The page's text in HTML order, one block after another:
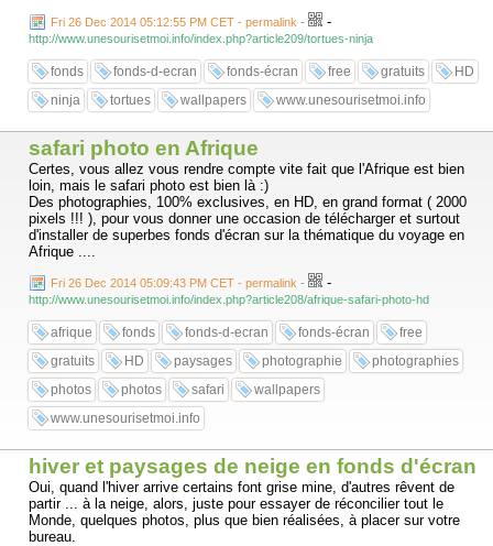
Fri 26 Dec 2014 05:12:55 PM CET - permalink - -
http://www.unesourisetmoi.info/index.php?article209/tortues-ninja
fonds fonds-d-ecran fonds-écran free gratuits
HD
ninja
tortues wallpapers www.unesourisetmoi.info
safari photo en Afrique
Certes, vous allez vous rendre compte vite fait que l'Afrique est bien
loin, mais le safari photo est bien là :)
Des photographies, 100% exclusives, en HD, en grand format ( 2000
pixels !!! ), pour vous donner une occasion de télécharger et surtout
d'installer de superbes fonds d'écran sur la thématique du voyage en
Afrique ....
Fri 26 Dec 2014 05:09:43 PM CET - permalink - -
http://www.unesourisetmoi.info/index.php?article208/afrique-safari-photo-hd
afrique fonds fonds-d-ecran fonds-écran
free
gratuits
HD paysages photographie
photographies
photos
photos safari
wallpapers
www.unesourisetmoi.info
hiver et paysages de neige en fonds d'écran
Oui, quand l'hiver arrive certains font grise mine, d'autres rêvent de
partir ... à la neige, alors, juste pour essayer de réconcilier tout le
Monde, quelques photos, plus que bien réalisées, à placer sur votre
bureau.